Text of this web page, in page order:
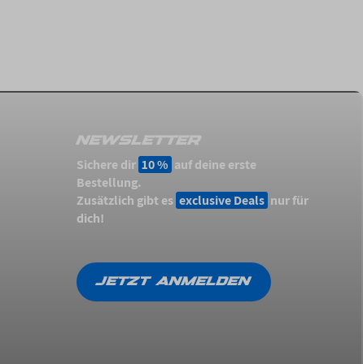
NEWSLETTER
Sichere dir 10 % auf deine erste
Bestellung.
Zusätzlich gibt es exclusive Deals nur für
dich!
JETZT ANMELDEN